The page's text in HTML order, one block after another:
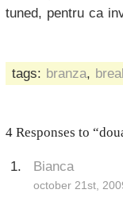
tuned, pentru ca
tags: branza,
4 Responses to
Bianca
october 21st,